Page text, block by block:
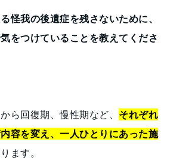
怪我の後遺症を残さないために、
をつけていることを教えてくださ
ら回復期、慢性期など、 それぞれ
容を変え、一人ひとりにあった施
ます。